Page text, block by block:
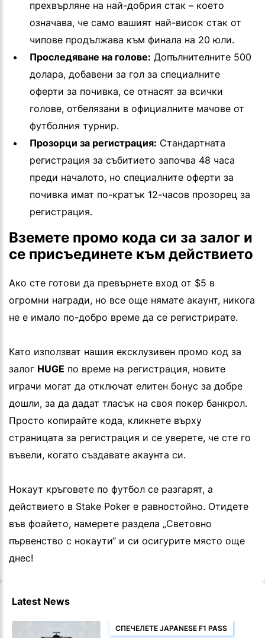
прехвърляне на най-добрия стак – което
означава, че само вашият най-висок стак от
чипове продължава към финала на 20 юли.
Проследяване на голове: Допълнителните 500
долара, добавени за гол за специалните
оферти за почивка, се отнасят за всички
голове, отбелязани в официалните мачове от
футболния турнир.
Прозорци за регистрация: Стандартната
регистрация за събитието започва 48 часа
преди началото, но специалните оферти за
почивка имат по-кратък 12-часов прозорец за
регистрация.
Вземете промо кода си за залог и
се присъединете към действието
Ако сте готови да превърнете вход от $5 в
огромни награди, но все още нямате акаунт, никога
не е имало по-добро време да се регистрирате.
Като използват нашия ексклузивен промо код за
залог HUGE по време на регистрация, новите
играчи могат да отключат елитен бонус за добре
дошли, за да дадат тласък на своя покер банкрол.
Просто копирайте кода, кликнете върху
страницата за регистрация и се уверете, че сте го
въвели, когато създавате акаунта си.
Нокаут кръговете по футбол се разгарят, а
действието в Stake Poker е равностойно. Отидете
във фоайето, намерете раздела „Световно
първенство с нокаути“ и си осигурите място още
днес!
Latest News
СПЕЧЕЛЕТЕ JAPANESE F1 PASS